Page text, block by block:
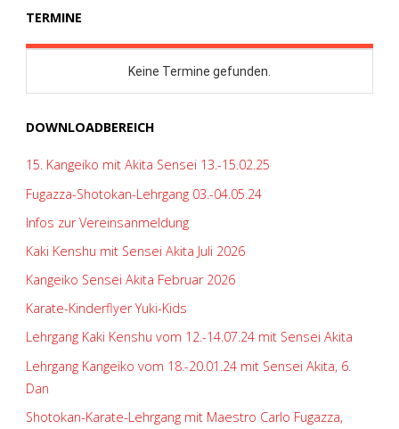
TERMINE
DOWNLOADBEREICH
15. Kangeiko mit Akita Sensei 13.-15.02.25
Fugazza-Shotokan-Lehrgang 03.-04.05.24
Infos zur Vereinsanmeldung
Kaki Kenshu mit Sensei Akita Juli 2026
Kangeiko Sensei Akita Februar 2026
Karate-Kinderflyer Yuki-Kids
Lehrgang Kaki Kenshu vom 12.-14.07.24 mit Sensei Akita
Lehrgang Kangeiko vom 18.-20.01.24 mit Sensei Akita, 6.
Dan
Shotokan-Karate-Lehrgang mit Maestro Carlo Fugazza,